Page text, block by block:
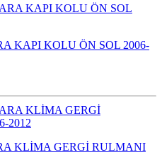
KAPI KOLU ÖN SOL 2006-
KLİMA GERGİ RULMANI